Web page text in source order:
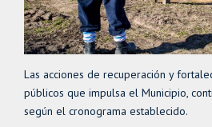
Las acciones de recuperación y
públicos que impulsa el Municipio,
según el cronograma establecido.